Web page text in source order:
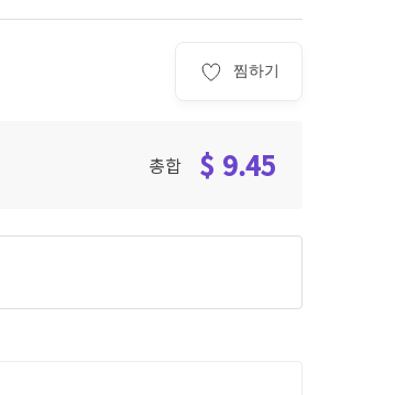
찜하기
총합 $ 9.45